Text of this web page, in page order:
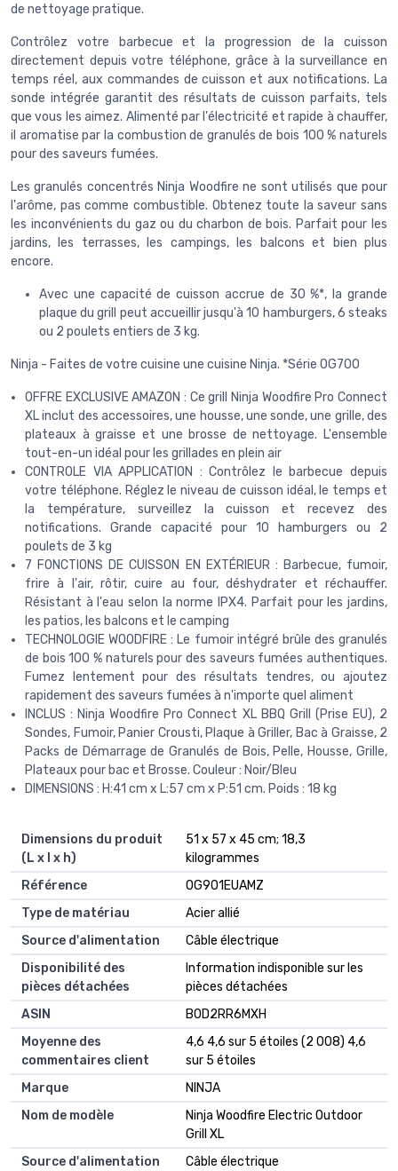
de nettoyage pratique.
Contrôlez votre barbecue et la progression de la cuisson
directement depuis votre téléphone, grâce à la surveillance en
temps réel, aux commandes de cuisson et aux notifications. La
sonde intégrée garantit des résultats de cuisson parfaits, tels
que vous les aimez. Alimenté par l'électricité et rapide à chauffer,
il aromatise par la combustion de granulés de bois 100 % naturels
pour des saveurs fumées.
Les granulés concentrés Ninja Woodfire ne sont utilisés que pour
l'arôme, pas comme combustible. Obtenez toute la saveur sans
les inconvénients du gaz ou du charbon de bois. Parfait pour les
jardins, les terrasses, les campings, les balcons et bien plus
encore.
Avec une capacité de cuisson accrue de 30 %*, la grande
plaque du grill peut accueillir jusqu'à 10 hamburgers, 6 steaks
ou 2 poulets entiers de 3 kg.
Ninja - Faites de votre cuisine une cuisine Ninja. *Série OG700
OFFRE EXCLUSIVE AMAZON : Ce grill Ninja Woodfire Pro Connect
XL inclut des accessoires, une housse, une sonde, une grille, des
plateaux à graisse et une brosse de nettoyage. L'ensemble
tout-en-un idéal pour les grillades en plein air
CONTROLE VIA APPLICATION : Contrôlez le barbecue depuis
votre téléphone. Réglez le niveau de cuisson idéal, le temps et
la température, surveillez la cuisson et recevez des
notifications. Grande capacité pour 10 hamburgers ou 2
poulets de 3 kg
7 FONCTIONS DE CUISSON EN EXTÉRIEUR : Barbecue, fumoir,
frire à l'air, rôtir, cuire au four, déshydrater et réchauffer.
Résistant à l'eau selon la norme IPX4. Parfait pour les jardins,
les patios, les balcons et le camping
TECHNOLOGIE WOODFIRE : Le fumoir intégré brûle des granulés
de bois 100 % naturels pour des saveurs fumées authentiques.
Fumez lentement pour des résultats tendres, ou ajoutez
rapidement des saveurs fumées à n'importe quel aliment
INCLUS : Ninja Woodfire Pro Connect XL BBQ Grill (Prise EU), 2
Sondes, Fumoir, Panier Crousti, Plaque à Griller, Bac à Graisse, 2
Packs de Démarrage de Granulés de Bois, Pelle, Housse, Grille,
Plateaux pour bac et Brosse. Couleur : Noir/Bleu
DIMENSIONS : H:41 cm x L:57 cm x P:51 cm. Poids : 18 kg
Dimensions du produit
(L x l x h)
‎51 x 57 x 45 cm; 18,3
kilogrammes
Référence
‎OG901EUAMZ
Type de matériau
‎Acier allié
Source d'alimentation
‎Câble électrique
Disponibilité des
pièces détachées
‎Information indisponible sur les
pièces détachées
ASIN
B0D2RR6MXH
Moyenne des
commentaires client
4,6 4,6 sur 5 étoiles (2 008) 4,6
sur 5 étoiles
Marque
NINJA
Nom de modèle
Ninja Woodfire Electric Outdoor
Grill XL
Source d'alimentation
Câble électrique